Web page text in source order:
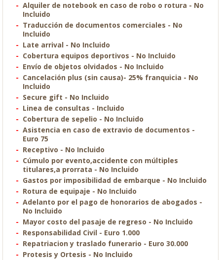
Alquiler de notebook en caso de robo o rotura - No
Incluido
Traducción de documentos comerciales - No
Incluido
Late arrival - No Incluido
Cobertura equipos deportivos - No Incluido
Envío de objetos olvidados - No Incluido
Cancelación plus (sin causa)- 25% franquicia - No
Incluido
Secure gift - No Incluido
Linea de consultas - Incluido
Cobertura de sepelio - No Incluido
Asistencia en caso de extravio de documentos -
Euro 75
Receptivo - No Incluido
Cúmulo por evento,accidente con múltiples
titulares,a prorrata - No Incluido
Gastos por imposibilidad de embarque - No Incluido
Rotura de equipaje - No Incluido
Adelanto por el pago de honorarios de abogados -
No Incluido
Mayor costo del pasaje de regreso - No Incluido
Responsabilidad Civil - Euro 1.000
Repatriacion y traslado funerario - Euro 30.000
Protesis y Ortesis - No Incluido